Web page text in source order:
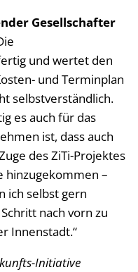
Gesellschafter
und wertet den
und Terminplan
selbstverständlich.
es auch für das
ist, dass auch
des ZiTi-Projektes
hinzugekommen –
ich selbst gern
nach vorn zu
Innenstadt.“
Initiative